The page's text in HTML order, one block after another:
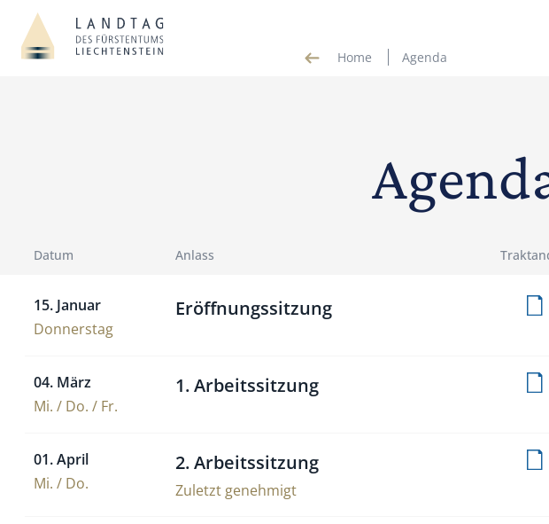
Home Agenda
Datum Anlass
15. Januar
Donnerstag
Eröffnungssitzung
04. März
Mi. / Do. / Fr.
1. Arbeitssitzung
01. April
Mi. / Do.
2. Arbeitssitzung
Zuletzt genehmigt